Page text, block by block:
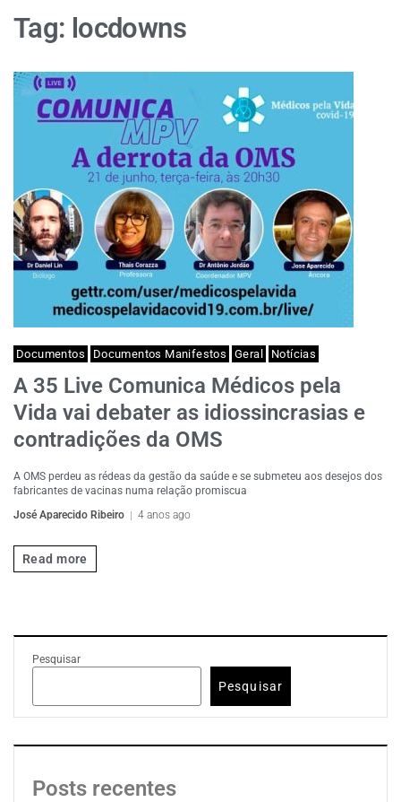
Tag: locdowns
Documentos Documentos Manifestos Geral Notícias
A 35 Live Comunica Médicos pela
Vida vai debater as idiossincrasias e
contradições da OMS
A OMS perdeu as rédeas da gestão da saúde e se submeteu aos desejos dos
fabricantes de vacinas numa relação promiscua
José Aparecido Ribeiro
4 anos ago
Read more
Pesquisar
Pesquisar
Posts recentes